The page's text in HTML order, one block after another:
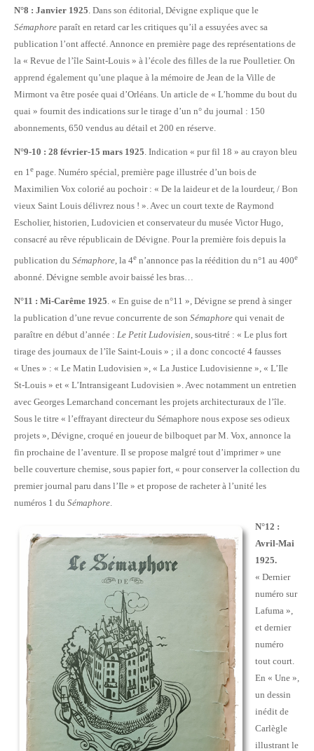
N°8 : Janvier 1925 . Dans son éditorial, Dévigne explique que le
Sémaphore paraît en retard car les critiques qu’il a essuyées avec sa
publication l’ont affecté. Annonce en première page des représentations de
la « Revue de l’île Saint-Louis » à l’école des filles de la rue Poulletier. On
apprend également qu’une plaque à la mémoire de Jean de la Ville de
Mirmont va être posée quai d’Orléans. Un article de « L’homme du bout du
quai » fournit des indications sur le tirage d’un n° du journal : 150
abonnements, 650 vendus au détail et 200 en réserve.
N°9-10 : 28 février-15 mars 1925 . Indication « pur fil 18 » au crayon bleu
en 1e page. Numéro spécial, première page illustrée d’un bois de
Maximilien Vox colorié au pochoir : « De la laideur et de la lourdeur, / Bon
vieux Saint Louis délivrez nous ! ». Avec un court texte de Raymond
Escholier, historien, Ludovicien et conservateur du musée Victor Hugo,
consacré au rêve républicain de Dévigne. Pour la première fois depuis la
publication du Sémaphore , la 4e n’annonce pas la réédition du n°1 au 400e
abonné. Dévigne semble avoir baissé les bras…
N°11 : Mi-Carême 1925 . « En guise de n°11 », Dévigne se prend à singer
la publication d’une revue concurrente de son Sémaphore qui venait de
paraître en début d’année : Le Petit Ludovisien , sous-titré : « Le plus fort
tirage des journaux de l’île Saint-Louis » ; il a donc concocté 4 fausses
« Unes » : « Le Matin Ludovisien », « La Justice Ludovisienne », « L’Ile
St-Louis » et « L’Intransigeant Ludovisien ». Avec notamment un entretien
avec Georges Lemarchand concernant les projets architecturaux de l’île.
Sous le titre « l’effrayant directeur du Sémaphore nous expose ses odieux
projets », Dévigne, croqué en joueur de bilboquet par M. Vox, annonce la
fin prochaine de l’aventure. Il se propose malgré tout d’imprimer » une
belle couverture chemise, sous papier fort, « pour conserver la collection du
premier journal paru dans l’Ile » et propose de racheter à l’unité les
numéros 1 du Sémaphore
N°12 :
Avril-Mai
1925.
« Dernier
numéro sur
Lafuma »,
et dernier
numéro
tout court.
En « Une »,
un dessin
inédit de
Carlègle
illustrant le